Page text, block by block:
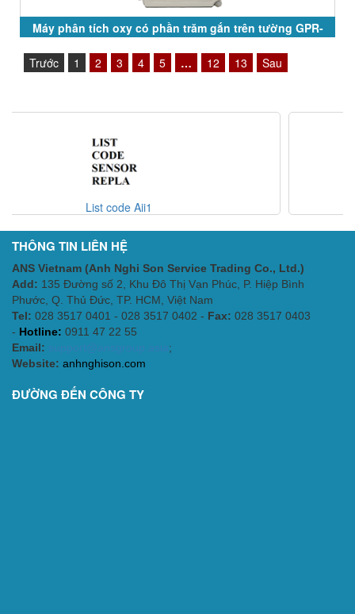
Máy phân tích oxy có phần trăm gắn trên tường GPR-
2500 Series
Trước
1 2 3 4 5 … 12 13 Sau
THÔNG TIN LIÊN HỆ
ANS Vietnam (Anh Nghi Son Service Trading Co., Ltd.)
Add: 135 Đường số 2, Khu Đô Thị Vạn Phúc, P. Hiệp Bình
Phước, Q. Thủ Đức, TP. HCM , Việt Nam
Tel: 028 3517 0401 - 028 3517 0402 - Fax: 028 3517 0403
- Hotline: 0911 47 22 55
Email: support@ansgroup.asia ;
Website: anhnghison.com
ĐƯỜNG ĐẾN CÔNG TY